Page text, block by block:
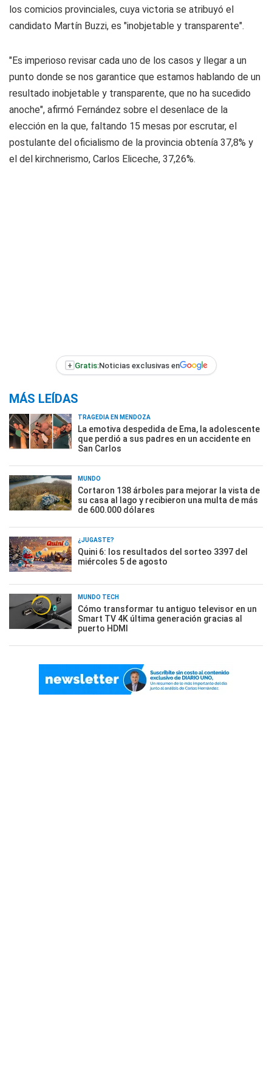
los comicios provinciales, cuya victoria se atribuyó el
candidato Martín Buzzi, es "inobjetable y transparente".
"Es imperioso revisar cada uno de los casos y llegar a un
punto donde se nos garantice que estamos hablando de un
resultado inobjetable y transparente, que no ha sucedido
anoche", afirmó Fernández sobre el desenlace de la
elección en la que, faltando 15 mesas por escrutar, el
postulante del oficialismo de la provincia obtenía 37,8% y
el del kirchnerismo, Carlos Eliceche, 37,26%.
+ Gratis:Noticias exclusivas en
MÁS LEÍDAS
TRAGEDIA EN MENDOZA
La emotiva despedida de Ema, la adolescente
que perdió a sus padres en un accidente en
San Carlos
MUNDO
Cortaron 138 árboles para mejorar la vista de
su casa al lago y recibieron una multa de más
de 600.000 dólares
¿JUGASTE?
Quini 6: los resultados del sorteo 3397 del
miércoles 5 de agosto
MUNDO TECH
Cómo transformar tu antiguo televisor en un
Smart TV 4K última generación gracias al
puerto HDMI